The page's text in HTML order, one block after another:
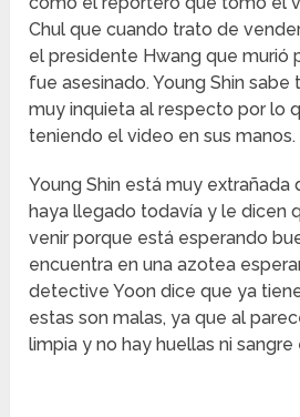
Chul que cuando trato de
el presidente Hwang que murió
fue asesinado. Young Shin
muy inquieta al respecto por lo
teniendo el video en sus manos.
Young Shin está muy extrañada
haya llegado todavía y le dicen
venir porque está esperando
encuentra en una azotea
detective Yoon dice que ya
estas son malas, ya que al
limpia y no hay huellas ni sangre